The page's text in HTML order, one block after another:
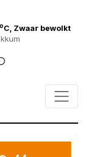
oC, Zwaar bewolkt